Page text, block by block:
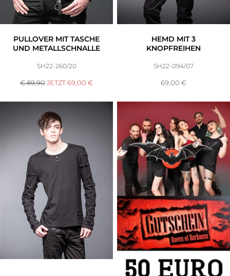
PULLOVER MIT TASCHE
UND METALLSCHNALLE
SH22-260/20
€ 89,90JETZT69,00 €
HEMD MIT 3
KNOPFREIHEN
SH22-094/07
69,00 €